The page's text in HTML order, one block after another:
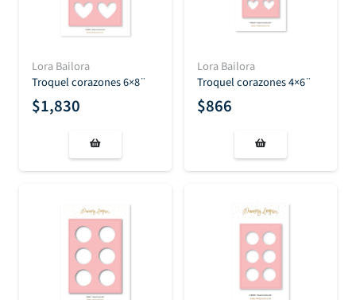
Lora Bailora
Troquel corazones 6×8¨
$1,830
Lora Bailora
Troquel corazones 4×6¨
$866